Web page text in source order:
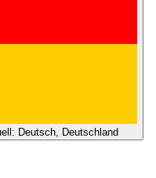
Deutsch, Deutschland